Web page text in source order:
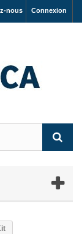
Connexion
nous